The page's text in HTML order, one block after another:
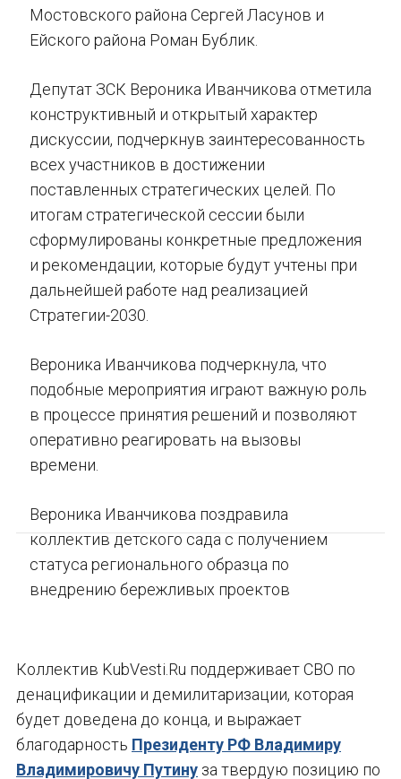
Мостовского района Сергей Ласунов и
Ейского района Роман Бублик.
Депутат ЗСК Вероника Иванчикова отметила
конструктивный и открытый характер
дискуссии, подчеркнув заинтересованность
всех участников в достижении
поставленных стратегических целей. По
итогам стратегической сессии были
сформулированы конкретные предложения
и рекомендации, которые будут учтены при
дальнейшей работе над реализацией
Стратегии-2030.
Вероника Иванчикова подчеркнула, что
подобные мероприятия играют важную роль
в процессе принятия решений и позволяют
оперативно реагировать на вызовы
времени.
Вероника Иванчикова поздравила
коллектив детского сада с получением
статуса регионального образца по
внедрению бережливых проектов
Коллектив KubVesti.Ru поддерживает СВО по
денацификации и демилитаризации, которая
будет доведена до конца, и выражает
благодарность Президенту РФ Владимиру
Владимировичу Путину за твердую позицию по